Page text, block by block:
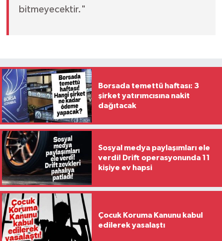
bitmeyecektir."
Borsada temettü haftası: 3
şirket yatırımcısına nakit
dağıtacak
Sosyal medya paylaşımları ele
verdi! Drift operasyonunda 11
kişiye ev hapsi
Çocuk Koruma Kanunu kabul
edilerek yasalaştı